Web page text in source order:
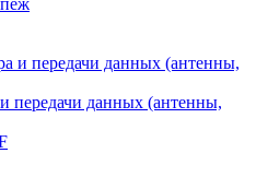
передачи данных (антенны,